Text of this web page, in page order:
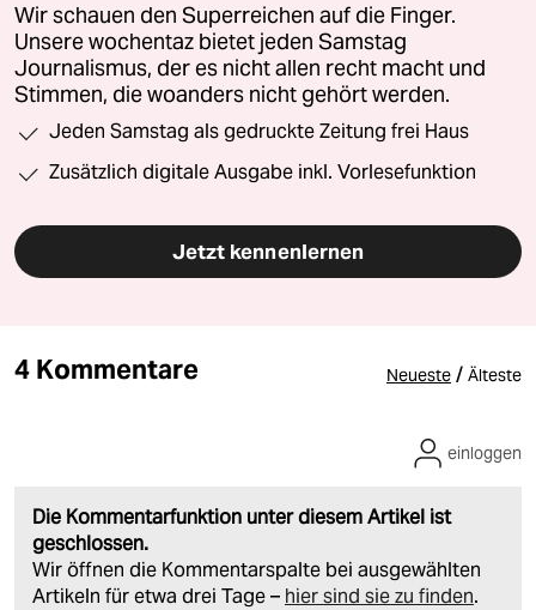
Wir schauen den Superreichen auf die Finger.
Unsere wochentaz bietet jeden Samstag
Journalismus, der es nicht allen recht macht und
Stimmen, die woanders nicht gehört werden.
Jeden Samstag als gedruckte Zeitung frei Haus
Zusätzlich digitale Ausgabe inkl. Vorlesefunktion
Jetzt kennenlernen
4 Kommentare Neueste / Älteste
Die Kommentarfunktion unter diesem Artikel ist
geschlossen.
Wir öffnen die Kommentarspalte bei ausgewählten
Artikeln für etwa drei Tage – hier sind sie zu finden.
einloggen